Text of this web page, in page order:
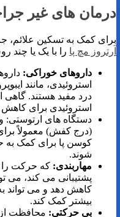
درمان های غیر
برای کمک به تسکین علائم،
آرتروز مچ پا را با یک یا
داروهای خوراکی:
استروئیدی، مانند
درد مفید هستند. گاهی
استروئیدی برای
دستگاه های
(درج کفش) معمولاً برای
کوسن پا برای کمک به
شوند.
مهاربندی: که حرکت را
پشتیبانی می کند، می
کاهش دهد و می تواند
بیشتر کمک کند.
بی حرکتی: محافظت